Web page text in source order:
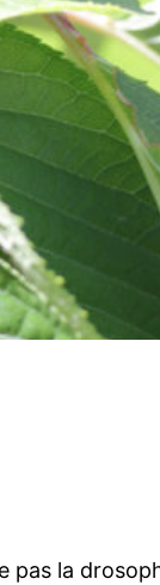
pas la